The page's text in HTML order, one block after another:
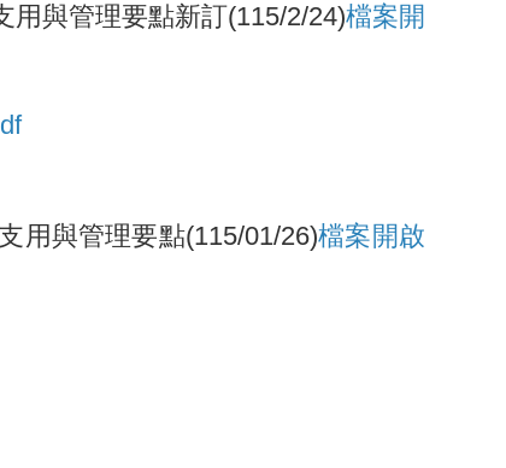
與管理要點新訂(115/2/24)檔案開
用與管理要點(115/01/26)檔案開啟